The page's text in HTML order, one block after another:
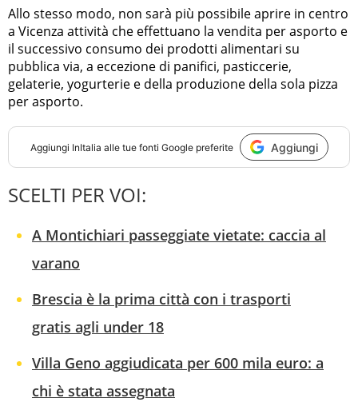
Allo stesso modo, non sarà più possibile aprire in centro
a Vicenza attività che effettuano la vendita per asporto e
il successivo consumo dei prodotti alimentari su
pubblica via, a eccezione di panifici, pasticcerie,
gelaterie, yogurterie e della produzione della sola pizza
per asporto.
Aggiungi InItalia alle tue fonti Google preferite Aggiungi
SCELTI PER VOI:
A Montichiari passeggiate vietate: caccia al
varano
Brescia è la prima città con i trasporti
gratis agli under 18
Villa Geno aggiudicata per 600 mila euro: a
chi è stata assegnata